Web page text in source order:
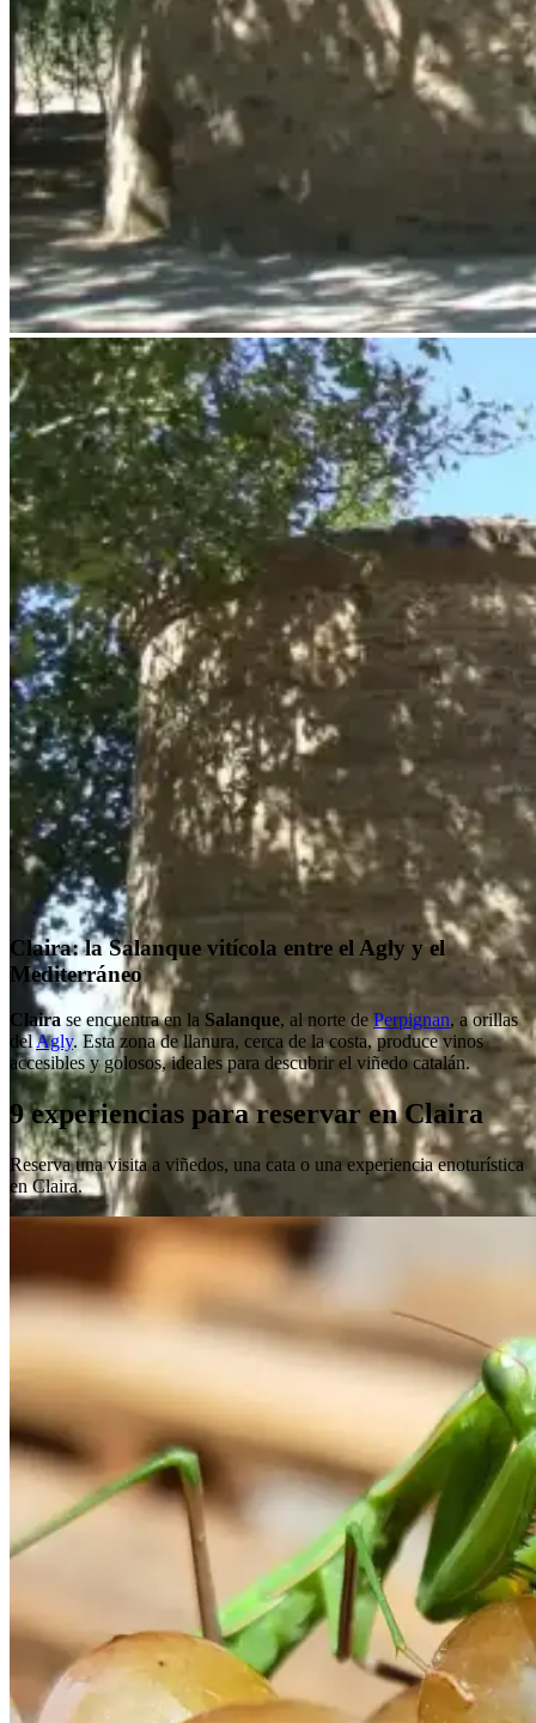
Claira: la Salanque vitícola entre el Agly y el
Mediterráneo
Claira se encuentra en la Salanque, al norte dePerpignan, a orillas
delAgly. Esta zona de llanura, cerca de la costa, produce vinos
accesibles y golosos, ideales para descubrir el viñedo catalán.
9 experiencias para reservar en Claira
Reserva una visita a viñedos, una cata o una experiencia enoturística
en Claira.